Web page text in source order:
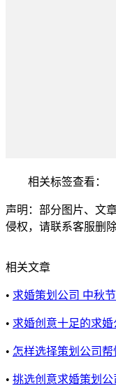
相关标签查看：
声明：部分图片、文
侵权，请联系客服删除
相关文章
• 求婚策划公司 中秋
• 求婚创意十足的求婚
• 怎样选择策划公司
• 挑选创意求婚策划